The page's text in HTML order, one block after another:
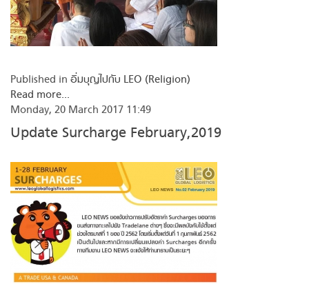
Published in อิ่มบุญไปกับ LEO (Religion)
Read more...
Monday, 20 March 2017 11:49
Update Surcharge February,2019